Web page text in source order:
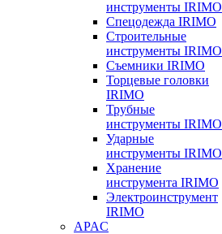
инструменты IRIMO
Спецодежда IRIMO
Строительные
инструменты IRIMO
Съемники IRIMO
Торцевые головки
IRIMO
Трубные
инструменты IRIMO
Ударные
инструменты IRIMO
Хранение
инструмента IRIMO
Электроинструмент
IRIMO
APAC